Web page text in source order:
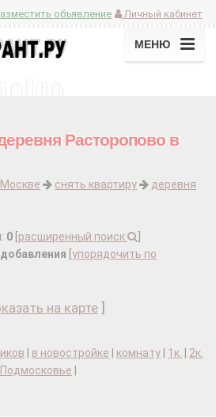
Личный кабинет
объявление
МЕНЮ
Расторопово в
снять квартиру
деревня
0 расширенный поиск
упорядочить по
на карте
в новостройке комнату 1к.
2к.